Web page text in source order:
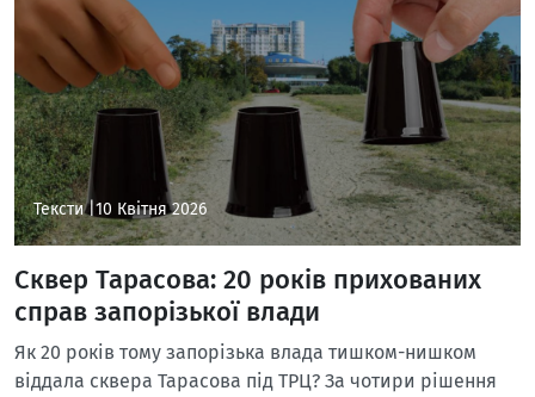
Тексти | 10 Квітня 2026
Сквер Тарасова: 20 років прихованих
справ запорізької влади
Як 20 років тому запорізька влада тишком-нишком
віддала сквера Тарасова під ТРЦ? За чотири рішення